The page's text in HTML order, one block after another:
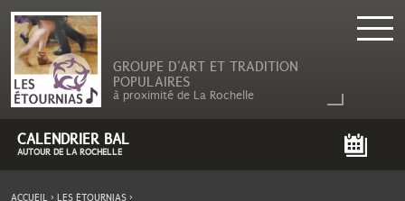
GROUPE D'ART ET TRADITION
POPULAIRES
à proximité de La Rochelle
CALENDRIER BAL
AUTOUR DE LA ROCHELLE
ACCUEIL › LES ÉTOURNIAS ›